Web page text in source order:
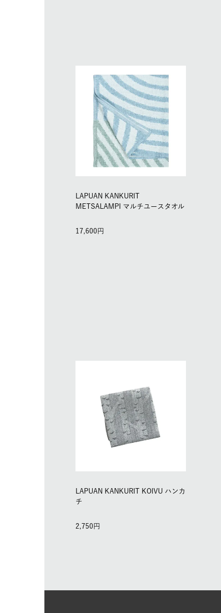
LAPUAN KANKURIT
METSALAMPI マルチユースタオル
17,600
LAPUAN KANKURIT KOIVU ハンカ
チ
2,750